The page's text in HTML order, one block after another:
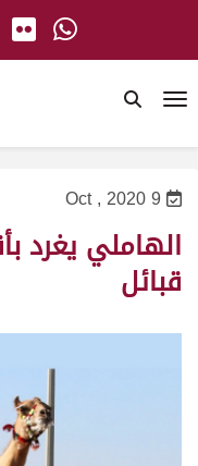
9 Oct , 2020
الهاملي يغرد
قبائل